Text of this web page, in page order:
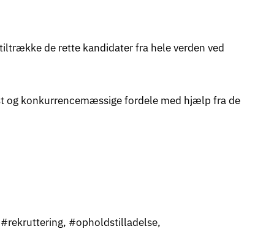
de rette kandidater fra hele verden ved
og konkurrencemæssige fordele med hjælp fra de
#opholdstilladelse,